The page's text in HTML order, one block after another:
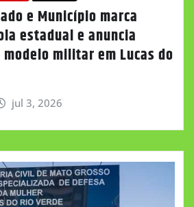
e Município marca
estadual e anuncia
militar em Lucas do
jul 3, 2026